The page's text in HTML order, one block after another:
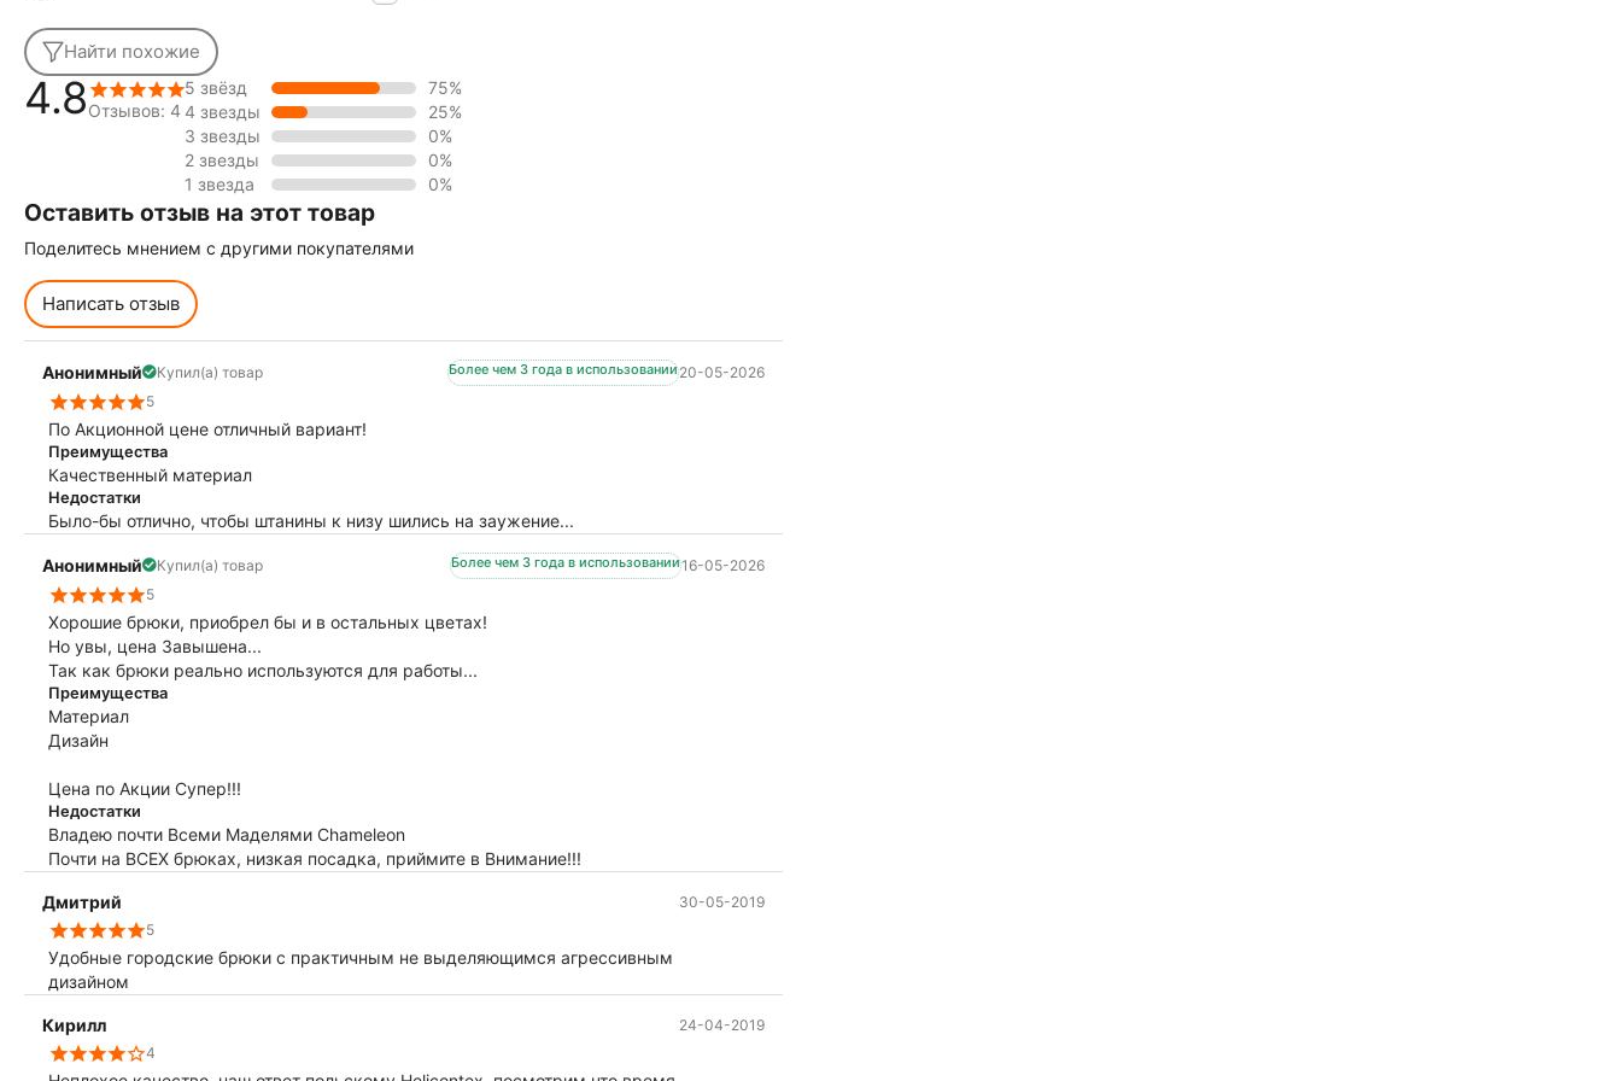
Найти похожие
4.8Отзывов: 4
5 звёзд
75%
4 звезды
25%
3 звезды
0%
2 звезды
0%
1 звезда
0%
Оставить отзыв на этот товар
Поделитесь мнением с другими покупателями
Написать отзыв
Анонимный Купил(а) товар Более чем 3 года в использовании20-05-2026
5
По Акционной цене отличный вариант!
Преимущества
Качественный материал
Недостатки
Было-бы отлично, чтобы штанины к низу шились на заужение...
Анонимный Купил(а) товар Более чем 3 года в использовании16-05-2026
5
Хорошие брюки, приобрел бы и в остальных цветах!
Но увы, цена Завышена...
Так как брюки реально используются для работы...
Преимущества
Материал
Дизайн
Цена по Акции Супер!!!
Недостатки
Владею почти Всеми Маделями Chameleon
Почти на ВСЕХ брюках, низкая посадка, приймите в Внимание!!!
Дмитрий
30-05-2019
5
Удобные городские брюки с практичным не выделяющимся агрессивным
дизайном
Кирилл
24-04-2019
4